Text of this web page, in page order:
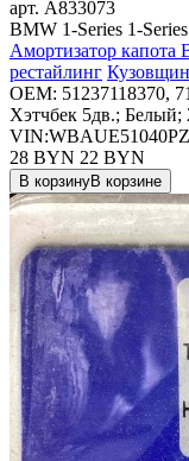
арт. A833073
BMW 1-Series 1-
Амортизатор капота
рестайлинг
OEM: 51237118370,
Хэтчбек 5дв.;
28 BYN 22 BYN
В корзинуВ корзине